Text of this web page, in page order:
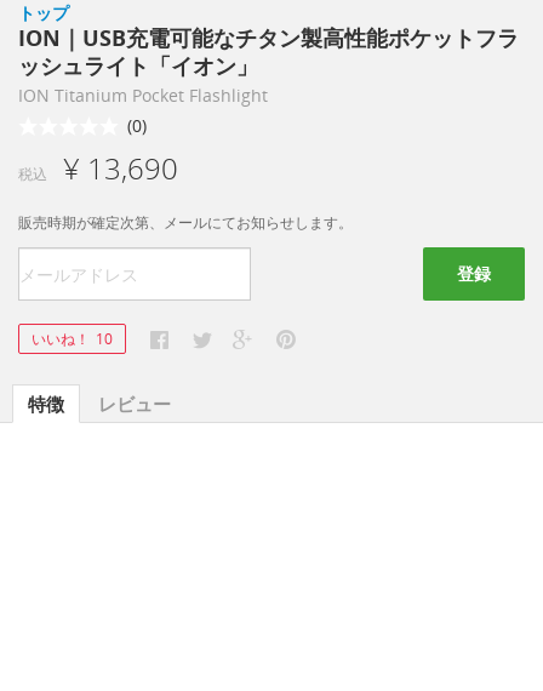
トップ
ION｜USB充電可能なチタン製高性能ポケットフラ
ッシュライト「イオン」
ION Titanium Pocket Flashlight
(0)
税込 ¥ 13,690
販売時期が確定次第、メールにてお知らせします。
登録
いいね！ 10
特徴 レビュー